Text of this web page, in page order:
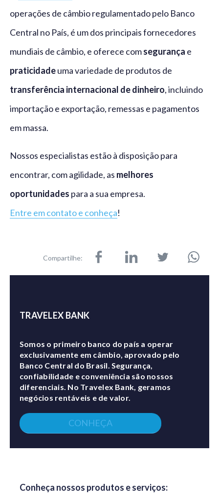
operações de câmbio regulamentado pelo Banco
Central no País, é um dos principais fornecedores
mundiais de câmbio, e oferece comsegurança e
praticidadeuma variedade de produtos de
transferência internacional de dinheiro, incluindo
importação e exportação, remessas e pagamentos
em massa.
Nossos especialistas estão à disposição para
encontrar, com agilidade, as melhores
oportunidades para a sua empresa.
Entre em contato e conheça!
Compartilhe:
TRAVELEX BANK
Somos o primeiro banco do país a operar
exclusivamente em câmbio, aprovado pelo
Banco Central do Brasil. Segurança,
confiabilidade e conveniência são nossos
diferenciais. No Travelex Bank, geramos
negócios rentáveis e de valor.
CONHEÇA
Conheça nossos produtos e serviços: